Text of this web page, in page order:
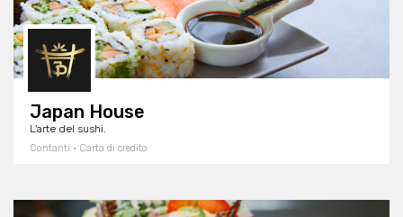
Japan House
L'arte del sushi.
Contanti · Carta di credito